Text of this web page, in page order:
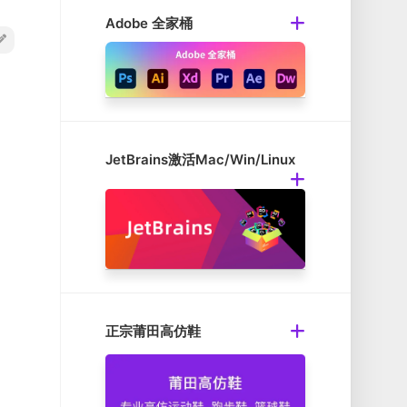
Adobe 全家桶
JetBrains激活Mac/Win/Linux
正宗莆田高仿鞋